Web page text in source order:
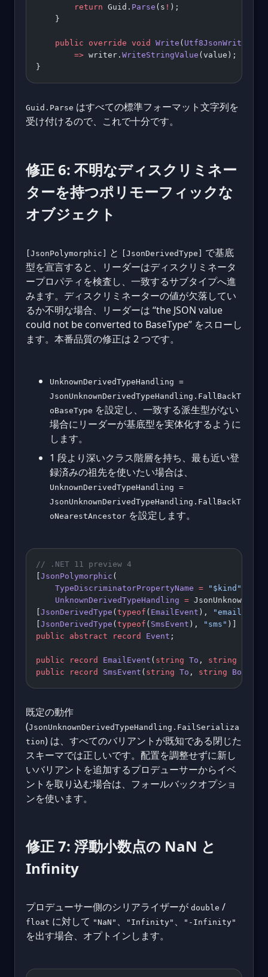
        return
Guid. Parse (s ! );
    }
    public
override void Write ( Utf8JsonWriter
        =>
writer. WriteStringValue (value);
}
Guid.Parse はすべての標準フォーマット文字列を
受け付けるので、これで十分です。
修正 6: 不明なディスクリミネー
ターを持つポリモーフィックな
オブジェクト
[JsonPolymorphic] と [JsonDerivedType] で基底
型を宣言すると、リーダーはディスクリミネータ
ープロパティを検査し、一致するサブタイプへ進
みます。ディスクリミネーターの値が欠落してい
るか不明な場合、リーダーは “the JSON value
could not be converted to BaseType” をスローし
ます。本番品質の修正は 2 つです。
UnknownDerivedTypeHandling =
JsonUnknownDerivedTypeHandling.FallBackT
oBaseType を設定し、一致する派生型がない
場合にリーダーが基底型を実体化するように
します。
1 段より深いクラス階層を持ち、最も近い登
録済みの祖先を使いたい場合は、
UnknownDerivedTypeHandling =
JsonUnknownDerivedTypeHandling.FallBackT
oNearestAncestor を設定します。
// .NET 11 preview 4
[JsonPolymorphic (
    TypeDiscriminatorPropertyName
= "$kind"
    UnknownDerivedTypeHandling
=
[JsonDerivedType (typeof ( EmailEvent ), "email"
[JsonDerivedType (typeof ( SmsEvent ), "sms" )]
public abstract record Event ;
public record EmailEvent ( string To , string
public record SmsEvent ( string To , string Body
既定の動作
(JsonUnknownDerivedTypeHandling.FailSerializa
tion) は、すべてのバリアントが既知である閉じた
スキーマでは正しいです。配置を調整せずに新し
いバリアントを追加するプロデューサーからイベ
ントを取り込む場合は、フォールバックオプショ
ンを使います。
修正 7: 浮動小数点の NaN と
Infinity
プロデューサー側のシリアライザーが double /
float に対して "NaN" 、 "Infinity" 、 "-Infinity"
を出す場合、オプトインします。